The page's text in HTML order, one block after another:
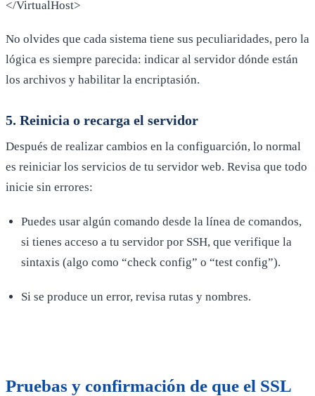
</VirtualHost>
No olvides que cada sistema tiene sus peculiaridades, pero la
lógica es siempre parecida: indicar al servidor dónde están
los archivos y habilitar la encriptasión.
5. Reinicia o recarga el servidor
Después de realizar cambios en la configuarción, lo normal
es reiniciar los servicios de tu servidor web. Revisa que todo
inicie sin errores:
Puedes usar algún comando desde la línea de comandos,
si tienes acceso a tu servidor por SSH, que verifique la
sintaxis (algo como “check config” o “test config”).
Si se produce un error, revisa rutas y nombres.
Pruebas y confirmación de que el SSL